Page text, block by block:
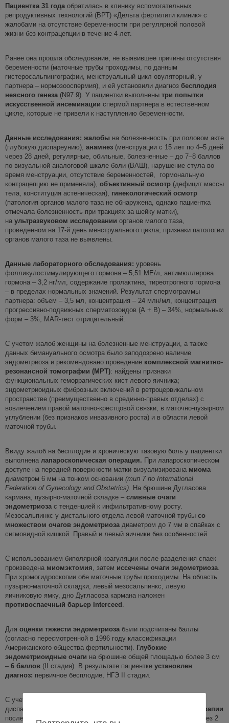
Пациентка 31 года обратилась в клинику вспомогательных
репродуктивных технологий (ВРТ) «Дельта фертилити клиник» с
жалобами на отсутствие беременности при регулярной половой
жизни без контрацепции в течение 4 лет.
Ранее она прошла обследование, не выявившее причины отсутствия
беременности (маточные трубы проходимы, по данным
гистеросальпингографии, менструальный цикл овуляторный, у
партнера – нормозооспермия), и ей установили диагноз бесплодия
неясного генеза (N97.9). У пациентки выполнены три попытки
искусственной инсеминации спермой партнера в естественном
цикле, которые не привели к наступлению беременности.
Данные исследования: жалобы на болезненность при половом акте
(глубокую диспареунию), анамнез (менструации с 15 лет по 4–5 дней
через 28 дней, регулярные, обильные, болезненные – до 7–8 баллов
по визуальной аналоговой шкале боли (ВАШ), нарушение стула во
время менструации, отсутствие беременностей, гормональную
контрацепцию не применяла), объективный осмотр (дефицит массы
тела, конституция астеническая), гинекологический осмотр
(патология органов малого таза не обнаружена, однако пациентка
отмечала болезненность при тракциях за шейку матки),
на ультразвуковом исследовании органов малого таза,
проведенном на 17-й день менструального цикла, признаки патологии
органов малого таза не выявлены.
Данные лабораторного обследования: уровень
фолликулостимулирующего гормона – 5,51 МЕ/л, антимюллерова
гормона – 3,2 нг/мл, содержание пролактина, тиреотропного гормона
– в пределах нормальных значений. Результат спермограммы
партнера: объем – 3,5 мл, концентрация – 24 млн/мл, концентрация
прогрессивно-подвижных сперматозоидов (А + В) – 34%, нормальных
форм – 3%, MAR-тест отрицательный.
С учетом жалоб женщины на болезненные менструации, а также
данных бимануального осмотра было заподозрено наличие
эндометриоза и рекомендовано проведение комплексной магнитно-
резонансной томографии (МРТ): найдены признаки
функциональных геморрагических кист левого яичника;
эндометриоидных фиброзных включений в ретроцервикальном
пространстве (преимущественно в срединно-правых отделах) с
вовлечением правой маточно-крестцовой связки, в маточно-пузырном
углублении (без признаков инвазивного роста) и в области левой
маточной трубы.
Ввиду жалоб на бесплодие и хроническую тазовую боль у пациентки
выполнена лапароскопическая операция. При лапароскопическом
доступе на передней поверхности матки визуализирована миома
диаметром 6 мм на тонком основании (тип 7 по International
Federation of Gynecology and Obstetrics) . На брюшине Дугласова
кармана, пузырно-маточной складке – сливные очаги
эндометриоза с тенденцией к инфильтративному росту.
Мезосальпинкс у дистального отдела левой маточной трубы со
множеством очагов эндометриоза диаметром до 7 мм в спайках с
сигмовидной кишкой. Правый и левый яичники без особенностей.
С использованием биполярной коагуляции после разделения спаек
произведена миомэктомия , затем иссечены очаги эндометриоза
При хромогидроскопии обе маточные трубы проходимы. На область
пузырно-маточной складки, левый мезосальпинкс, левую
яичниковую ямку, дно Дугласова кармана наложен
противоспаечный барьер Interceed
Для оценки тяжести эндометриоза были подсчитаны баллы
(согласно пересмотренной в 1996 году классификации
Американского общества фертильности). Глубокие
эндометриоидные очаги на брюшине общей площадью более 3 см
– 6 баллов (II стадия). В результате пациентке установлен
диагноз: первичное бесплодие, НГЭ II стадии.
С учетом жалоб пациентки на хроническую тазовую боль и
диспареунию принято решение о назначении
гормональной терапии
после операции (диеногест 2 мг/сут в ежедневном режиме). Через 2